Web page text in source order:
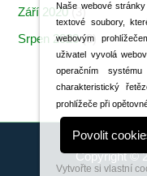
Září 2020(3)
Srpen 2020(3)
Copyright ©
Naše webové
textové soubory,
webovým
uživatel vyvolá
operačním
charakteristický
prohlížeče při
Povolit
Vytvořte si vlastní